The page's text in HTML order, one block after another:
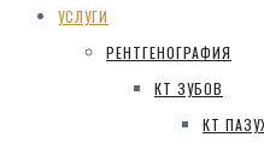
УСЛУГИ
РЕНТГЕНОГРАФИЯ
КТ ЗУБОВ
КТ